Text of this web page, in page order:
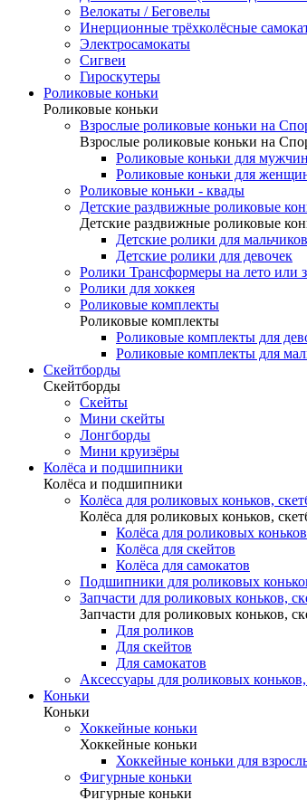
Велокаты / Беговелы
Инерционные трёхколёсные
Электросамокаты
Сигвеи
Гироскутеры
Роликовые коньки
Роликовые коньки
Взрослые роликовые коньки на
Взрослые роликовые коньки на
Роликовые коньки для мужчин
Роликовые коньки для
Роликовые коньки - квады
Детские раздвижные роликовые
Детские раздвижные роликовые
Детские ролики для мальчиков
Детские ролики для девочек
Ролики Трансформеры на лето или
Ролики для хоккея
Роликовые комплекты
Роликовые комплекты
Роликовые комплекты для
Роликовые комплекты для
Скейтборды
Скейтборды
Скейты
Мини скейты
Лонгборды
Мини круизёры
Колёса и подшипники
Колёса и подшипники
Колёса для роликовых коньков,
Колёса для роликовых коньков,
Колёса для роликовых коньков
Колёса для скейтов
Колёса для самокатов
Подшипники для роликовых
Запчасти для роликовых коньков,
Запчасти для роликовых коньков,
Для роликов
Для скейтов
Для самокатов
Аксессуары для роликовых
Коньки
Коньки
Хоккейные коньки
Хоккейные коньки
Хоккейные коньки для
Фигурные коньки
Фигурные коньки